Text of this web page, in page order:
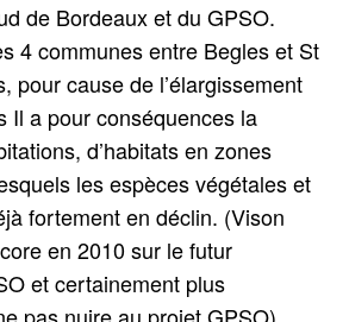
de Bordeaux et du GPSO.
4 communes entre Begles et St
pour cause de l’élargissement
Il a pour conséquences la
d’habitats en zones
les espèces végétales et
fortement en déclin. (Vison
en 2010 sur le futur
et certainement plus